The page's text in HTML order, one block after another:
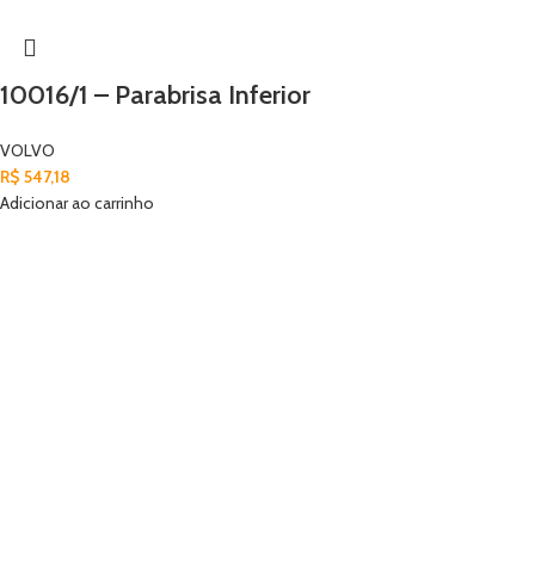
10016/1 – Parabrisa Inferior
VOLVO
R$ 547,18
Adicionar ao carrinho